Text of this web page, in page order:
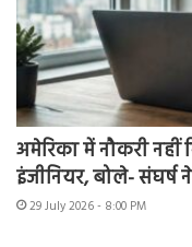
अमेरिका में नौकरी नहीं
इंजीनियर, बोले-
29 July 2026 - 8:00 PM